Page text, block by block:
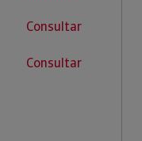
Consultar
Consultar